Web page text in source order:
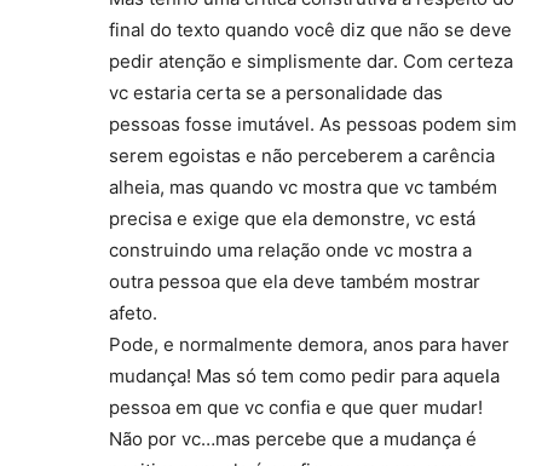
final do texto quando você diz que não se deve
pedir atenção e simplismente dar. Com certeza
vc estaria certa se a personalidade das
pessoas fosse imutável. As pessoas podem sim
serem egoistas e não perceberem a carência
alheia, mas quando vc mostra que vc também
precisa e exige que ela demonstre, vc está
construindo uma relação onde vc mostra a
outra pessoa que ela deve também mostrar
afeto.
Pode, e normalmente demora, anos para haver
mudança! Mas só tem como pedir para aquela
pessoa em que vc confia e que quer mudar!
Não por vc…mas percebe que a mudança é